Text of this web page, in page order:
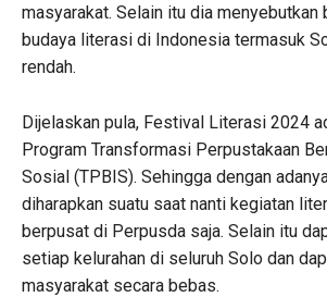
masyarakat. Selain itu dia menyebutkan
budaya literasi di Indonesia termasuk
rendah.
Dijelaskan pula, Festival Literasi 2024
Program Transformasi Perpustakaan
Sosial (TPBIS). Sehingga dengan
diharapkan suatu saat nanti kegiatan
berpusat di Perpusda saja. Selain itu
setiap kelurahan di seluruh Solo dan
masyarakat secara bebas.